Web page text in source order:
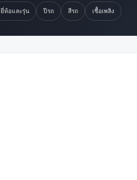
ยี่ห้อและรุ่น ปีรถ สีรถ เชื้อเพลิง